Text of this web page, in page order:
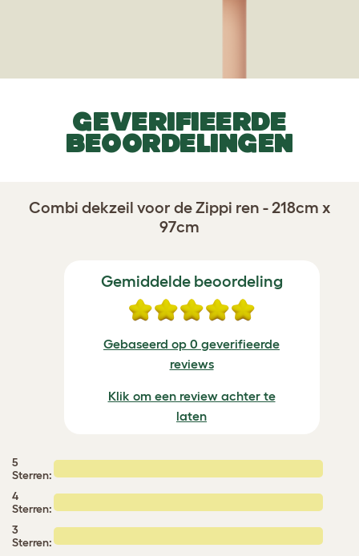
GEVERIFIEERDE
BEOORDELINGEN
Combi dekzeil voor de Zippi ren - 218cm x
97cm
Gemiddelde beoordeling
Gebaseerd op 0 geverifieerde
reviews
Klik om een review achter te
laten
5
Sterren:
4
Sterren:
3
Sterren: